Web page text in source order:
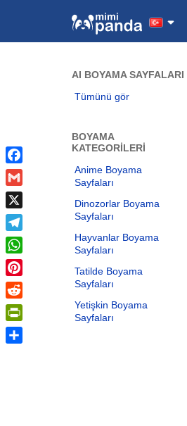
AI BOYAMA SAYFALARI
Tümünü gör
BOYAMA
KATEGORILERI
Anime Boyama
Sayfaları
Dinozorlar Boyama
Sayfaları
Hayvanlar Boyama
Sayfaları
Tatilde Boyama
Sayfaları
Yetişkin Boyama
Sayfaları
Facebook
Gmail
X
Telegram
WhatsApp
Pinterest
Reddit
PrintFriendly